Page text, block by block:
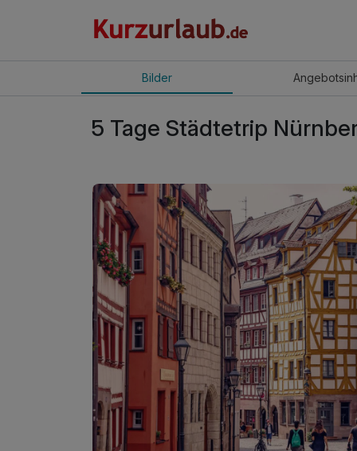
Bilder Angebot
5 Tage Städtetrip